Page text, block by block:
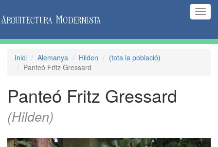
Inici Alemanya Hilden
(tota la població)
Panteó Fritz Gressard
Panteó Fritz Gressard
(Hilden)